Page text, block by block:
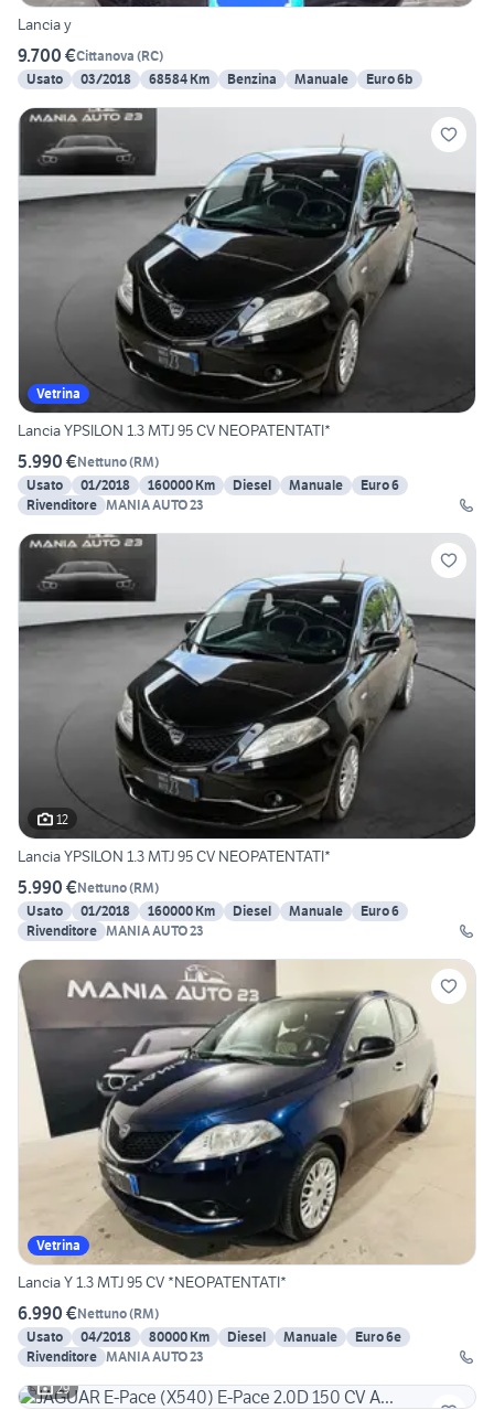
Lancia y
9.700 €Cittanova (RC)
Usato
03/2018 68584 Km Benzina Manuale Euro 6b
Vetrina
Lancia YPSILON 1.3 MTJ 95 CV NEOPATENTATI*
5.990 €Nettuno(RM)
Usato
01/2018 160000 Km Diesel Manuale
Euro 6
Rivenditore MANIA AUTO 23
12
Lancia YPSILON 1.3 MTJ 95 CV NEOPATENTATI*
5.990 €Nettuno(RM)
Usato
01/2018 160000 Km Diesel Manuale
Euro 6
Rivenditore MANIA AUTO 23
Vetrina
Lancia Y 1.3 MTJ 95 CV *NEOPATENTATI*
6.990 €Nettuno(RM)
Usato
04/2018 80000 Km Diesel Manuale
Euro 6e
Rivenditore MANIA AUTO 23
29